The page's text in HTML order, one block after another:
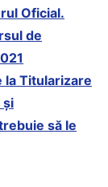
Oficial.
de
la Titularizare
și
să le